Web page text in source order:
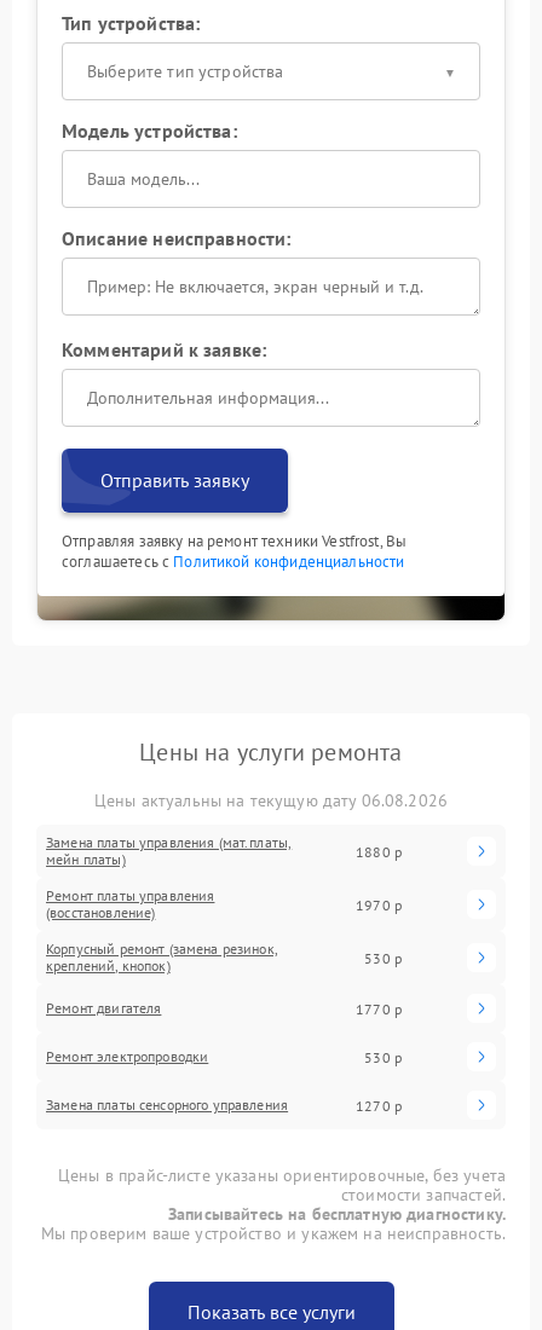
Тип устройства:
Выберите тип устройства
Модель устройства:
Описание неисправности:
Комментарий к заявке:
Отправить заявку
Отправляя заявку на ремонт техники Vestfrost, Вы
соглашаетесь с Политикой конфиденциальности
Цены на услуги ремонта
Цены актуальны на текущую дату 06.08.2026
Замена платы управления (мат.платы,
мейн платы)
1880 р
Ремонт платы управления
(восстановление)
1970 р
Корпусный ремонт (замена резинок,
креплений, кнопок)
530 р
Ремонт двигателя 1770 р
Ремонт электропроводки 530 р
Замена платы сенсорного управления 1270 р
Цены в прайс-листе указаны ориентировочные, без учета
стоимости запчастей.
Записывайтесь на бесплатную диагностику.
Мы проверим ваше устройство и укажем на неисправность.
Показать все услуги